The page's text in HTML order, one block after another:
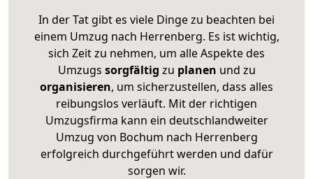
In der Tat gibt es viele Dinge zu beachten bei
einem Umzug nach Herrenberg. Es ist wichtig,
sich Zeit zu nehmen, um alle Aspekte des
Umzugs sorgfältig zu planen und zu
organisieren, um sicherzustellen, dass alles
reibungslos verläuft. Mit der richtigen
Umzugsfirma kann ein deutschlandweiter
Umzug von Bochum nach Herrenberg
erfolgreich durchgeführt werden und dafür
sorgen wir.